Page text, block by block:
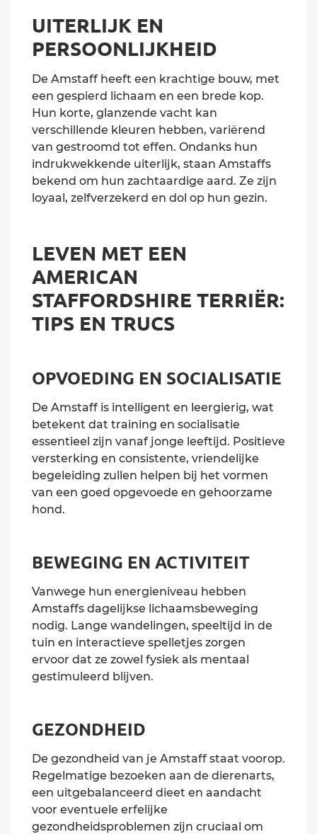
UITERLIJK EN
PERSOONLIJKHEID
De Amstaff heeft een krachtige bouw, met
een gespierd lichaam en een brede kop.
Hun korte, glanzende vacht kan
verschillende kleuren hebben, variërend
van gestroomd tot effen. Ondanks hun
indrukwekkende uiterlijk, staan Amstaffs
bekend om hun zachtaardige aard. Ze zijn
loyaal, zelfverzekerd en dol op hun gezin.
LEVEN MET EEN
AMERICAN
STAFFORDSHIRE TERRIËR:
TIPS EN TRUCS
OPVOEDING EN SOCIALISATIE
De Amstaff is intelligent en leergierig, wat
betekent dat training en socialisatie
essentieel zijn vanaf jonge leeftijd. Positieve
versterking en consistente, vriendelijke
begeleiding zullen helpen bij het vormen
van een goed opgevoede en gehoorzame
hond.
BEWEGING EN ACTIVITEIT
Vanwege hun energieniveau hebben
Amstaffs dagelijkse lichaamsbeweging
nodig. Lange wandelingen, speeltijd in de
tuin en interactieve spelletjes zorgen
ervoor dat ze zowel fysiek als mentaal
gestimuleerd blijven.
GEZONDHEID
De gezondheid van je Amstaff staat voorop.
Regelmatige bezoeken aan de dierenarts,
een uitgebalanceerd dieet en aandacht
voor eventuele erfelijke
gezondheidsproblemen zijn cruciaal om